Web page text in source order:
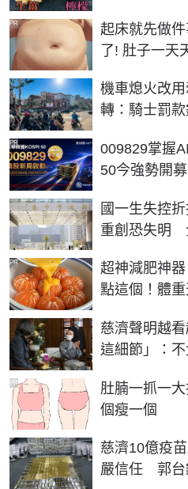
起床就先做
了! 肚子一天
PR
機車熄火改
轉：騎士罰
009829掌握
50今強勢開募
PR
國一生失控
重創恐失明
超神減肥神
點這個！體
PR
慈濟聲明越
這細節」：
肚腩一抓一
個瘦一個
PR
慈濟10億疫
嚴信任 郭台